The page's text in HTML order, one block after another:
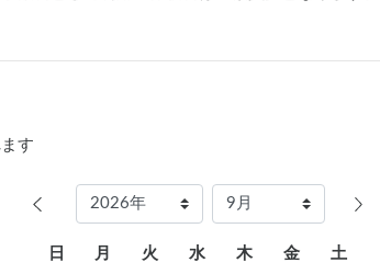
す
日 月 火 水 木 金 土